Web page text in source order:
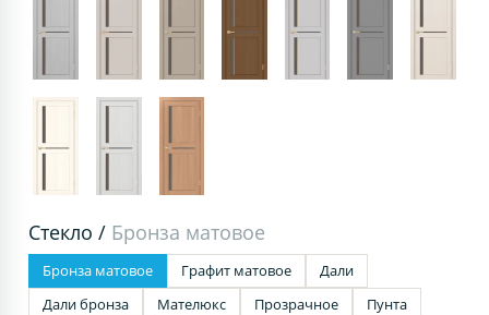
Стекло / Бронза матовое
Бронза матовое Графит матовое
Дали
Дали бронза
Мателюкс Прозрачное
Пунта